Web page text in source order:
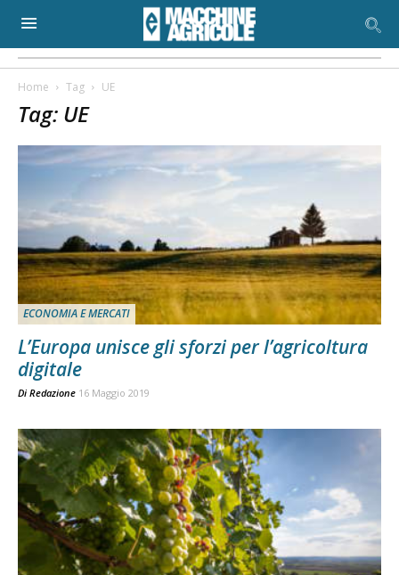
Home Tag UE
Tag: UE
ECONOMIA E MERCATI
L’Europa unisce gli sforzi per l’agricoltura
digitale
Di Redazione 16 Maggio 2019